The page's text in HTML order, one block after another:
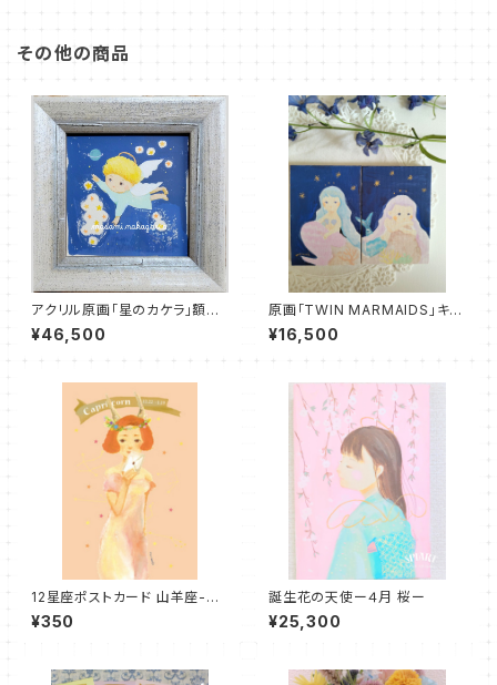
その他の商品
アクリル原画「星のカケラ」額付
き天使画
¥46,500
原画「TWIN MARMAIDS」キャ
ンバス2枚セット 絵画 インテリ
ア
¥16,500
12星座ポストカード 山羊座-星
からのお便り付き-
¥350
誕生花の天使ー４月 桜ー
¥25,300